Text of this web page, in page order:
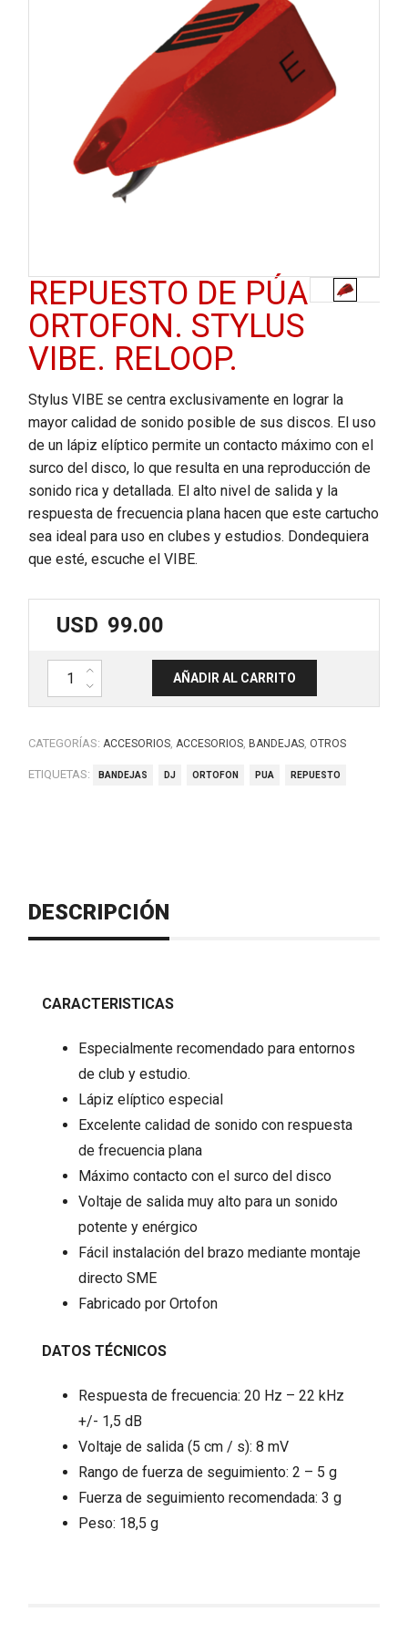
REPUESTO DE PÚA
ORTOFON. STYLUS
VIBE. RELOOP.
Stylus VIBE se centra exclusivamente en lograr la
mayor calidad de sonido posible de sus discos. El uso
de un lápiz elíptico permite un contacto máximo con el
surco del disco, lo que resulta en una reproducción de
sonido rica y detallada. El alto nivel de salida y la
respuesta de frecuencia plana hacen que este cartucho
sea ideal para uso en clubes y estudios. Dondequiera
que esté, escuche el VIBE.
USD 99.00
Repuesto de púa Ortofon. STYLUS VIBE. RELOOP. cantidad
AÑADIR AL CARRITO
CATEGORÍAS: ACCESORIOS ACCESORIOS BANDEJAS OTROS
ETIQUETAS: BANDEJAS DJ ORTOFON PUA REPUESTO
DESCRIPCIÓN
CARACTERISTICAS
Especialmente recomendado para entornos
de club y estudio.
Lápiz elíptico especial
Excelente calidad de sonido con respuesta
de frecuencia plana
Máximo contacto con el surco del disco
Voltaje de salida muy alto para un sonido
potente y enérgico
Fácil instalación del brazo mediante montaje
directo SME
Fabricado por Ortofon
DATOS TÉCNICOS
Respuesta de frecuencia: 20 Hz – 22 kHz
+/- 1,5 dB
Voltaje de salida (5 cm / s): 8 mV
Rango de fuerza de seguimiento: 2 – 5 g
Fuerza de seguimiento recomendada: 3 g
Peso: 18,5 g